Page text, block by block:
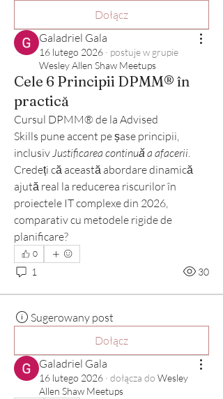
Dołącz
Galadriel Gala
16 lutego 2026 · postuje w grupie
Wesley Allen Shaw Meetups
Cele 6 Principii DPMM® în
practică
Cursul DPMM® de la Advised
Skills pune accent pe șase principii,
inclusiv Justificarea continuă a afacerii.
Credeți că această abordare dinamică
ajută real la reducerea riscurilor în
proiectele IT complexe din 2026,
comparativ cu metodele rigide de
planificare?
0
1 30
Sugerowany post
Dołącz
Galadriel Gala
16 lutego 2026 · dołącza do Wesley
Allen Shaw Meetups